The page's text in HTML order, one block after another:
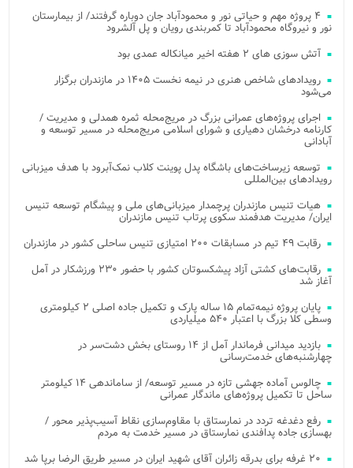
۴ پروژه مهم و حیاتی نور و محمودآباد جان دوباره گرفتند/ از بیمارستان
نور و نیروگاه محمودآباد تا کمربندی رویان و پل آلشرود
آتش‌ سوزی‌ های ۲ هفته اخیر میانکاله عمدی بود
رویدادهای شاخص هنری در نیمه نخست ۱۴۰۵ در مازندران برگزار
می‌شود
اجرای پروژه‌های عمرانی بزرگ در مریج‌محله ثمره همدلی و مدیریت /
کارنامه درخشان دهیاری و شورای اسلامی مریج‌محله در مسیر توسعه و
آبادانی
توسعه زیرساخت‌های باشگاه پدل پوینت کلاب نمک‌آبرود با هدف میزبانی
رویدادهای بین‌المللی
هیات تنیس مازندران پرچمدار میزبانی‌های ملی و پیشگام توسعه تنیس
ایران/ مدیریت هدفمند سکوی پرتاب تنیس مازندران
رقابت ۴۹ تیم در مسابقات ۲۰۰ امتیازی تنیس ساحلی کشور در مازندران
رقابت‌های کشتی آزاد پیشکسوتان کشور با حضور ۲۳۰ ورزشکار در آمل
آغاز شد
پایان پروژه نیمه‌تمام ۱۵ ساله پارک و تکمیل جاده اصلی ۲ کیلومتری
وسطی کلا بزرگ با اعتبار ۵۴۰ میلیاردی
بازدید میدانی فرماندار آمل از ۱۴ روستای بخش دشت‌سر در
چهارشنبه‌های خدمت‌رسانی
چالوس آماده جهشی تازه در مسیر توسعه/ از ساماندهی ۱۴ کیلومتر
ساحل تا تکمیل پروژه‌های ماندگار عمرانی
رفع دغدغه تردد در نمارستاق با مقاوم‌سازی نقاط آسیب‌پذیر محور /
بهسازی جاده پدافندی نمارستاق در مسیر خدمت به مردم
۲۰ غرفه برای بدرقه زائران آقای شهید ایران در مسیر طریق الرضا برپا شد